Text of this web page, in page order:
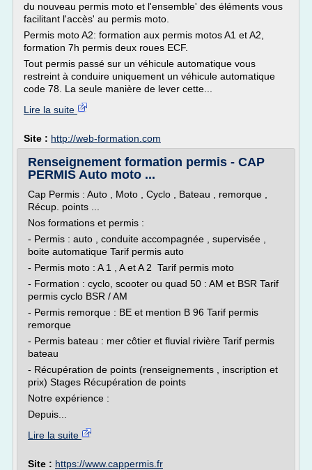
du nouveau permis moto et l'ensemble' des éléments vous
facilitant l'accès' au permis moto.
Permis moto A2: formation aux permis motos A1 et A2,
formation 7h permis deux roues ECF.
Tout permis passé sur un véhicule automatique vous
restreint à conduire uniquement un véhicule automatique
code 78. La seule manière de lever cette...
Lire la suite
Site : http://web-formation.com
Renseignement formation permis - CAP
PERMIS Auto moto ...
Cap Permis : Auto , Moto , Cyclo , Bateau , remorque ,
Récup. points ...
Nos formations et permis :
- Permis : auto , conduite accompagnée , supervisée ,
boite automatique Tarif permis auto
- Permis moto : A 1 , A et A 2 Tarif permis moto
- Formation : cyclo, scooter ou quad 50 : AM et BSR Tarif
permis cyclo BSR / AM
- Permis remorque : BE et mention B 96 Tarif permis
remorque
- Permis bateau : mer côtier et fluvial rivière Tarif permis
bateau
- Récupération de points (renseignements , inscription et
prix) Stages Récupération de points
Notre expérience :
Depuis...
Lire la suite
Site : https://www.cappermis.fr